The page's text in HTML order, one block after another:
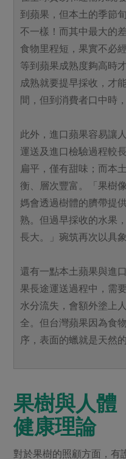
到蘋果，但本土的季節
不一樣！而其中最大的
食物里程短，果實不必
等到蘋果成熟度夠高時
成熟就要提早採收，才
間，但到消費者口中時
此外，進口蘋果容易讓
運送及進口檢驗過程較
扁平，僅有甜味；而本
衡、層次豐富。「果樹
媽會透過樹體的臍帶提
熟。但過早採收的水果
長大。」琬筑再次以具
還有一點本土蘋果與進
果長途運送過程中，需
水分流失，會額外塗上
全。但台灣蘋果因為食
序，表面的蠟就是天然
果樹與人
健康理論
對於果樹的照顧方面，有